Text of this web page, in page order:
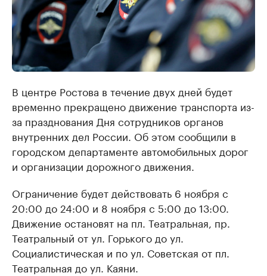
В центре Ростова в течение двух дней будет
временно прекращено движение транспорта из-
за празднования Дня сотрудников органов
внутренних дел России. Об этом сообщили в
городском департаменте автомобильных дорог
и организации дорожного движения.
Ограничение будет действовать 6 ноября с
20:00 до 24:00 и 8 ноября с 5:00 до 13:00.
Движение остановят на пл. Театральная, пр.
Театральный от ул. Горького до ул.
Социалистическая и по ул. Советская от пл.
Театральная до ул. Каяни.